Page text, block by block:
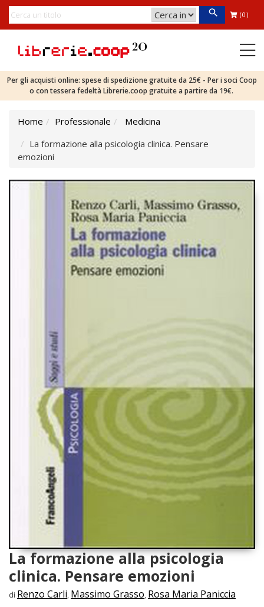
(0)
Per gli acquisti online: spese di spedizione gratuite da 25€ - Per i soci Coop
o con tessera fedeltà Librerie.coop gratuite a partire da 19€.
Home Professionale
Medicina
La formazione alla psicologia clinica. Pensare
emozioni
La formazione alla psicologia
clinica. Pensare emozioni
di Renzo Carli, Massimo Grasso, Rosa Maria Paniccia